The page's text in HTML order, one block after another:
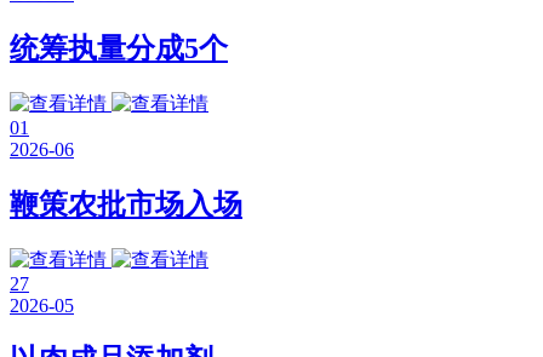
统筹执量分成5个
01
2026-06
鞭策农批市场入场
27
2026-05